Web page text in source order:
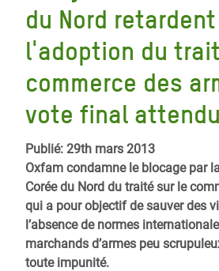
du Nord retardent
l'adoption du
commerce des
vote final
Publié: 29th mars 2013
Oxfam condamne le blocage par
Corée du Nord du traité sur le
qui a pour objectif de sauver des
l’absence de normes
marchands d’armes peu
toute impunité.